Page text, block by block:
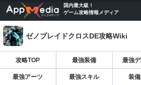
国内最大級！
ゲーム攻略情報メディア
ゼノブレイドクロスDE攻略Wiki
攻略TOP 最強装備 最強
最強アーツ 最強スキル 装